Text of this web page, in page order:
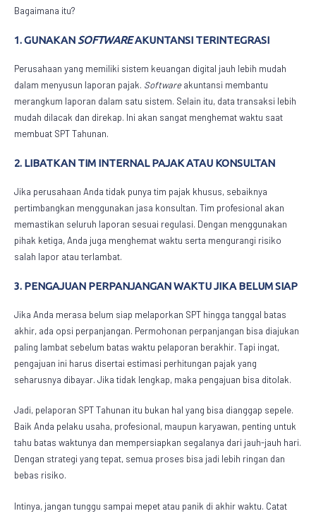
Bagaimana itu?
1. GUNAKAN SOFTWAREAKUNTANSI TERINTEGRASI
Perusahaan yang memiliki sistem keuangan digital jauh lebih mudah
dalam menyusun laporan pajak. Softwareakuntansi membantu
merangkum laporan dalam satu sistem. Selain itu, data transaksi lebih
mudah dilacak dan direkap. Ini akan sangat menghemat waktu saat
membuat SPT Tahunan.
2. LIBATKAN TIM INTERNAL PAJAK ATAU KONSULTAN
Jika perusahaan Anda tidak punya tim pajak khusus, sebaiknya
pertimbangkan menggunakan jasa konsultan. Tim profesional akan
memastikan seluruh laporan sesuai regulasi. Dengan menggunakan
pihak ketiga, Anda juga menghemat waktu serta mengurangi risiko
salah lapor atau terlambat.
3. PENGAJUAN PERPANJANGAN WAKTU JIKA BELUM SIAP
Jika Anda merasa belum siap melaporkan SPT hingga tanggal batas
akhir, ada opsi perpanjangan. Permohonan perpanjangan bisa diajukan
paling lambat sebelum batas waktu pelaporan berakhir. Tapi ingat,
pengajuan ini harus disertai estimasi perhitungan pajak yang
seharusnya dibayar. Jika tidak lengkap, maka pengajuan bisa ditolak.
Jadi, pelaporan SPT Tahunan itu bukan hal yang bisa dianggap sepele.
Baik Anda pelaku usaha, profesional, maupun karyawan, penting untuk
tahu batas waktunya dan mempersiapkan segalanya dari jauh-jauh hari.
Dengan strategi yang tepat, semua proses bisa jadi lebih ringan dan
bebas risiko.
Intinya, jangan tunggu sampai mepet atau panik di akhir waktu. Catat